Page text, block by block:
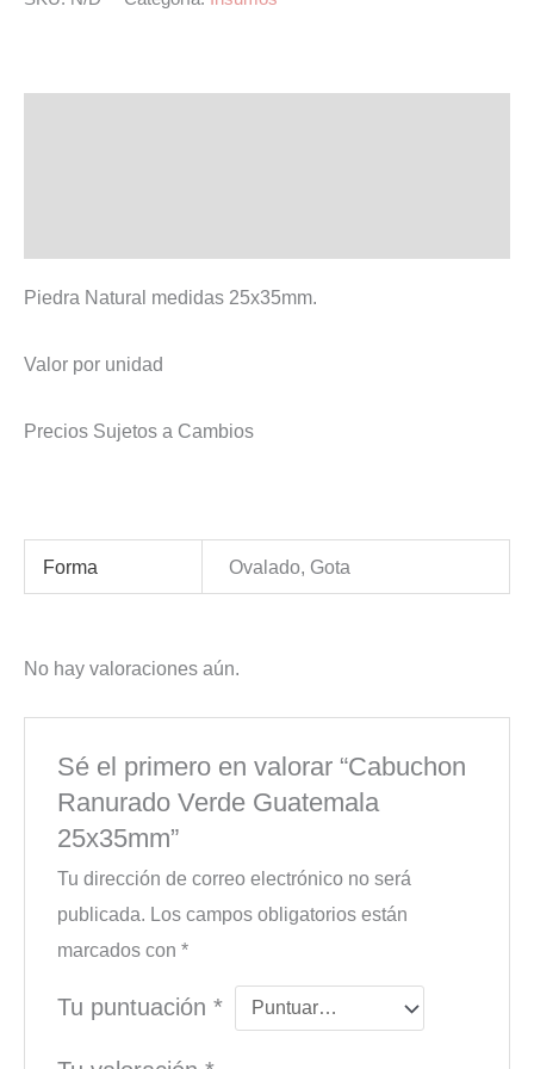
Piedra Natural medidas 25x35mm.
Valor por unidad
Precios Sujetos a Cambios
Forma Ovalado, Gota
No hay valoraciones aún.
Sé el primero en valorar “Cabuchon
Ranurado Verde Guatemala
25x35mm”
Tu dirección de correo electrónico no será
publicada. Los campos obligatorios están
marcados con*
Tu puntuación*